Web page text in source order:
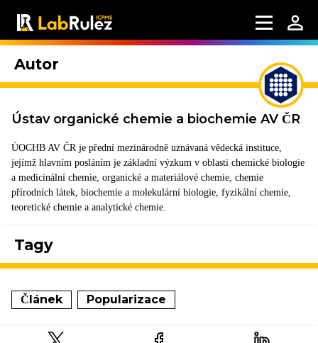
Autor
Ústav organické chemie a biochemie AV ČR
ÚOCHB AV ČR je přední mezinárodně uznávaná vědecká instituce,
jejímž hlavním posláním je základní výzkum v oblasti chemické biologie
a medicinální chemie, organické a materiálové chemie, chemie
přírodních látek, biochemie a molekulární biologie, fyzikální chemie,
teoretické chemie a analytické chemie.
Tagy
Článek Popularizace